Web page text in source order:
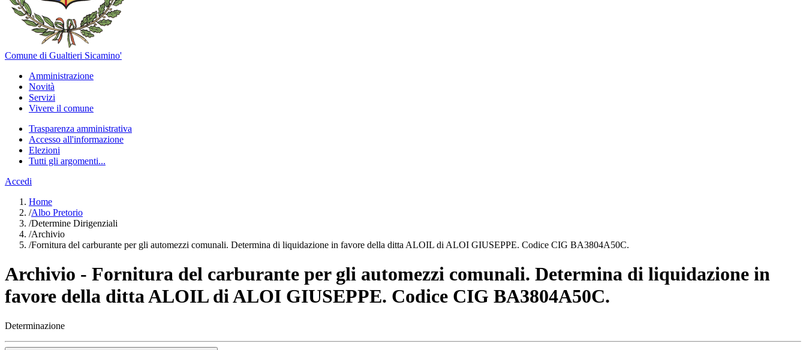
Comune di Gualtieri Sicamino'
Amministrazione
Novità
Servizi
Vivere il comune
Trasparenza amministrativa
Accesso all'informazione
Elezioni
Tutti gli argomenti...
Accedi
Home
/Albo Pretorio
/Determine Dirigenziali
/Archivio
/Fornitura del carburante per gli automezzi comunali. Determina di liquidazione in favore della ditta ALOIL di ALOI GIUSEPPE. Codice CIG BA3804A50C.
Archivio - Fornitura del carburante per gli automezzi comunali. Determina di liquidazione in
favore della ditta ALOIL di ALOI GIUSEPPE. Codice CIG BA3804A50C.
Determinazione